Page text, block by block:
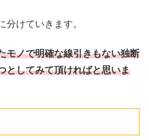
分けていきます。
モノで明確な線引きもない独断
としてみて頂ければと思いま